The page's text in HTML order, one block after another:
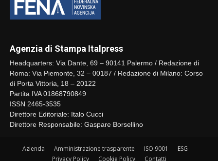
Agenzia di Stampa Italpress
Headquarters: Via Dante, 69 – 90141 Palermo / Redazione di
Roma: Via Piemonte, 32 – 00187 / Redazione di Milano: Corso
di Porta Vittoria, 18 – 20122
Partita IVA 01868790849
ISSN 2465-3535
Direttore Editoriale: Italo Cucci
Direttore Responsabile: Gaspare Borsellino
Azienda Amministrazione trasparente ISO 9001
ESG
Privacy Policy
Cookie Policy Contatti